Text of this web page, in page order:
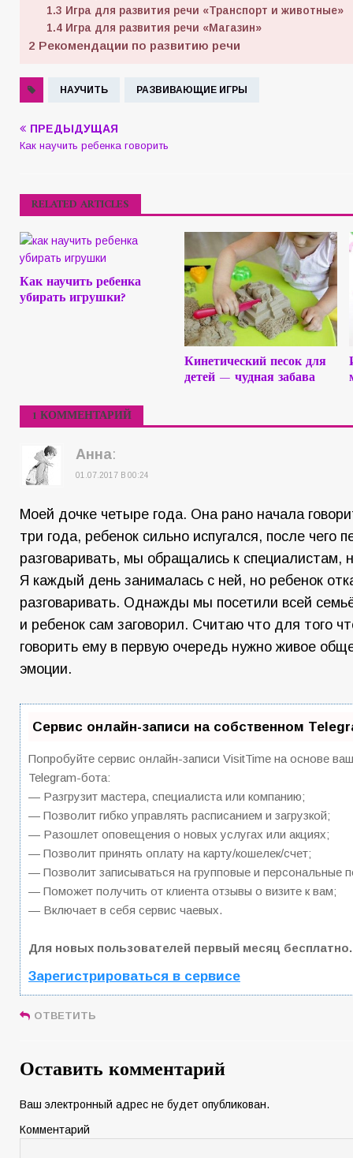
1.3 Игра для развития речи «Транспорт и животные»
1.4 Игра для развития речи «Магазин»
2 Рекомендации по развитию речи
НАУЧИТЬ РАЗВИВАЮЩИЕ ИГРЫ
ПРЕДЫДУЩАЯ
Как научить ребенка говорить
RELATED ARTICLES
Как научить ребенка
убирать игрушки?
Кинетический песок для
детей — чудная забава
1 КОММЕНТАРИЙ
Анна:
01.07.2017 В 00:24
Моей дочке четыре года. Она рано начала
три года, ребенок сильно испугался, после чего
разговаривать, мы обращались к специалистам,
Я каждый день занималась с ней, но ребенок
разговаривать. Однажды мы посетили всей
и ребенок сам заговорил. Считаю что для того
говорить ему в первую очередь нужно живое
эмоции.
Сервис онлайн-записи на собственном
Попробуйте сервис онлайн-записи VisitTime на основе
Telegram-бота:
— Разгрузит мастера, специалиста или компанию;
— Позволит гибко управлять расписанием и загрузкой;
— Разошлет оповещения о новых услугах или акциях;
— Позволит принять оплату на карту/кошелек/счет;
— Позволит записываться на групповые и персональные
— Поможет получить от клиента отзывы о визите к вам;
— Включает в себя сервис чаевых.
Для новых пользователей первый месяц бесплатно.
Зарегистрироваться в сервисе
ОТВЕТИТЬ
Оставить комментарий
Ваш электронный адрес не будет опубликован.
Комментарий